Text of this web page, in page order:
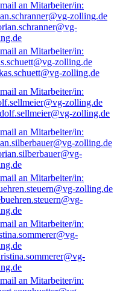
zolling.de
zolling.de